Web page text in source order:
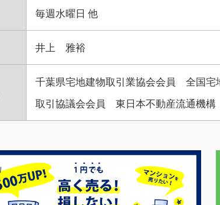
毎週水曜日 他
井上 雅裕
千葉県宅地建物取引業協会会員 全国
取引協議会会員 東日本不動産流通機構